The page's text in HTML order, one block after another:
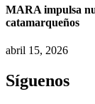
MARA impulsa
catamarqueños
abril 15, 2026
Síguenos